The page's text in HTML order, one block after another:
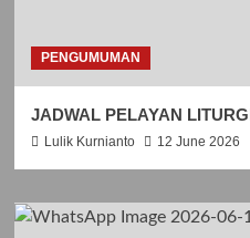
PENGUMUMAN
JADWAL PELAYAN
Lulik Kurnianto 12 June 2026